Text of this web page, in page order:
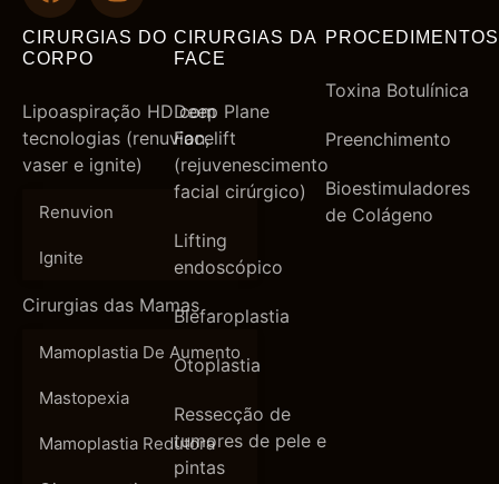
CIRURGIAS DO
CORPO
Lipoaspiração HD com
tecnologias (renuvion,
vaser e ignite)
Renuvion
Ignite
Cirurgias das Mamas
Mamoplastia De Aumento
Mastopexia
Mamoplastia Redutora
CIRURGIAS DA
FACE
Deep Plane
Facelift
(rejuvenescimento
facial cirúrgico)
Lifting
endoscópico
Blefaroplastia
Otoplastia
Ressecção de
tumores de pele e
pintas
PROCEDIMENTOS
Toxina Botulínica
Preenchimento
Bioestimuladores
de Colágeno